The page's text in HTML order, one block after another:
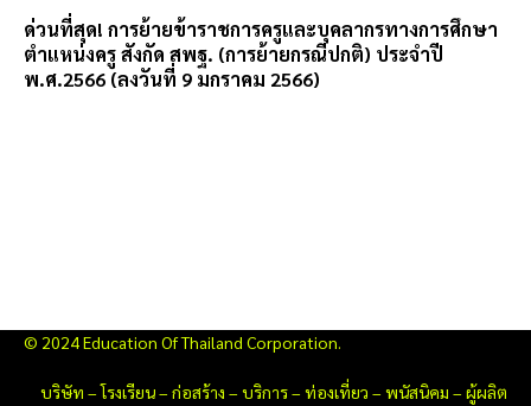
ด่วนที่สุด! การย้ายข้าราชการครูและบุคลากรทางการศึกษา
ตำแหน่งครู สังกัด สพฐ. (การย้ายกรณีปกติ) ประจำปี
พ.ศ.2566 (ลงวันที่ 9 มกราคม 2566)
© 2024 Education Of Thailand Corporation.
บริษัท –โรงเรียน– ก่อสร้าง – บริการ– ท่องเที่ยว – พนัสนิคม – ผู้ผลิต